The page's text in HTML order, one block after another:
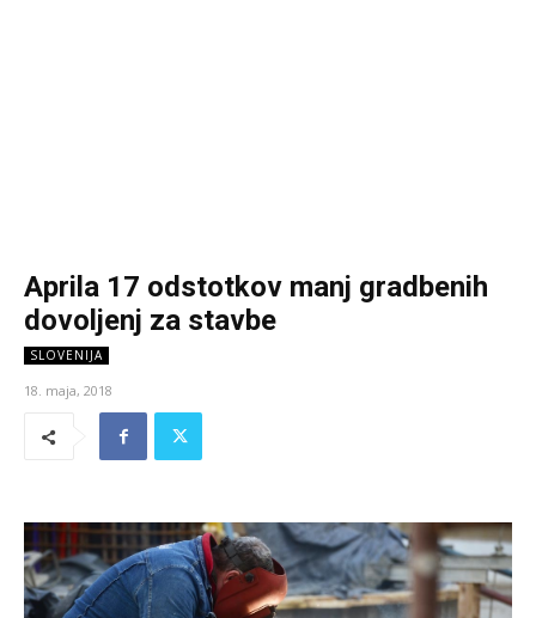
Aprila 17 odstotkov manj gradbenih
dovoljenj za stavbe
SLOVENIJA
18. maja, 2018